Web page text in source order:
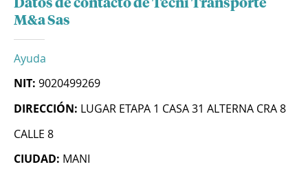
Datos de contacto de Tecni Transporte
M&a Sas
Ayuda
NIT: 9020499269
DIRECCIÓN: LUGAR ETAPA 1 CASA 31 ALTERNA CRA 8
CALLE 8
CIUDAD: MANI